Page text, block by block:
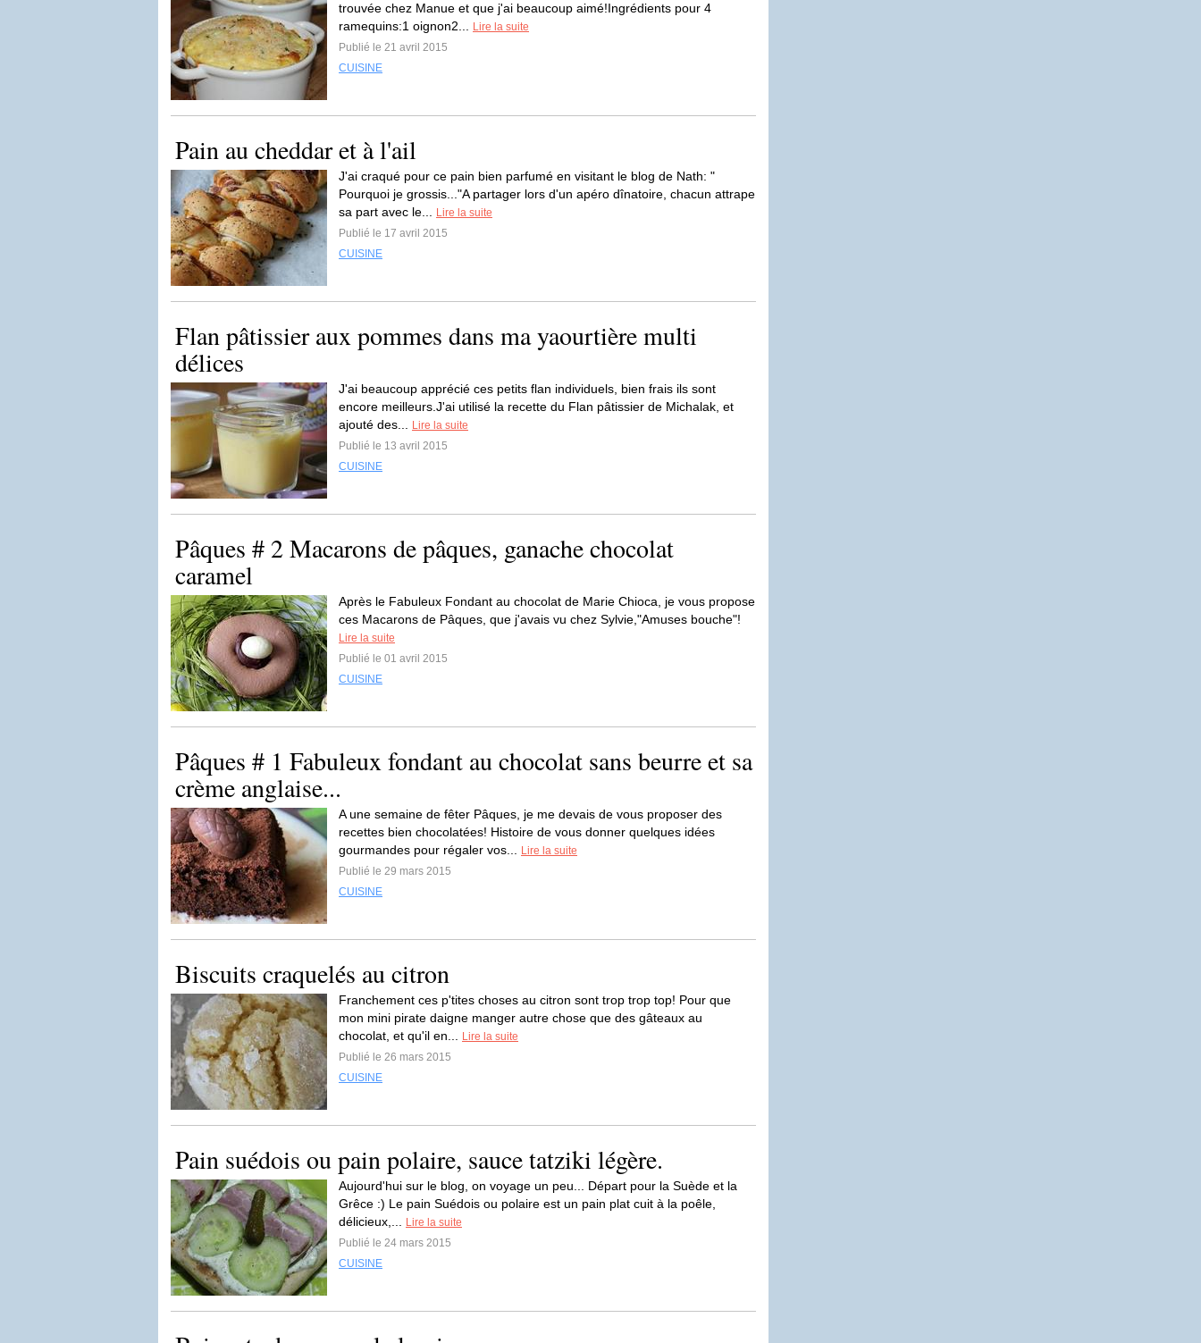
trouvée chez Manue et que j'ai beaucoup aimé!Ingrédients pour 4
ramequins:1 oignon2...
Lire la suite
Publié le 21 avril 2015
CUISINE
Pain au cheddar et à l'ail
J'ai craqué pour ce pain bien parfumé en visitant le blog de Nath: "
Pourquoi je grossis..."A partager lors d'un apéro dînatoire, chacun attrape
sa part avec le...
Lire la suite
Publié le 17 avril 2015
CUISINE
Flan pâtissier aux pommes dans ma yaourtière multi
délices
J'ai beaucoup apprécié ces petits flan individuels, bien frais ils sont
encore meilleurs.J'ai utilisé la recette du Flan pâtissier de Michalak, et
ajouté des...
Lire la suite
Publié le 13 avril 2015
CUISINE
Pâques # 2 Macarons de pâques, ganache chocolat
caramel
Après le Fabuleux Fondant au chocolat de Marie Chioca, je vous propose
ces Macarons de Pâques, que j'avais vu chez Sylvie,"Amuses bouche"!
Lire la suite
Publié le 01 avril 2015
CUISINE
Pâques # 1 Fabuleux fondant au chocolat sans beurre et sa
crème anglaise...
A une semaine de fêter Pâques, je me devais de vous proposer des
recettes bien chocolatées! Histoire de vous donner quelques idées
gourmandes pour régaler vos...
Lire la suite
Publié le 29 mars 2015
CUISINE
Biscuits craquelés au citron
Franchement ces p'tites choses au citron sont trop trop top! Pour que
mon mini pirate daigne manger autre chose que des gâteaux au
chocolat, et qu'il en...
Lire la suite
Publié le 26 mars 2015
CUISINE
Pain suédois ou pain polaire, sauce tatziki légère.
Aujourd'hui sur le blog, on voyage un peu... Départ pour la Suède et la
Grêce :) Le pain Suédois ou polaire est un pain plat cuit à la poêle,
délicieux,...
Lire la suite
Publié le 24 mars 2015
CUISINE